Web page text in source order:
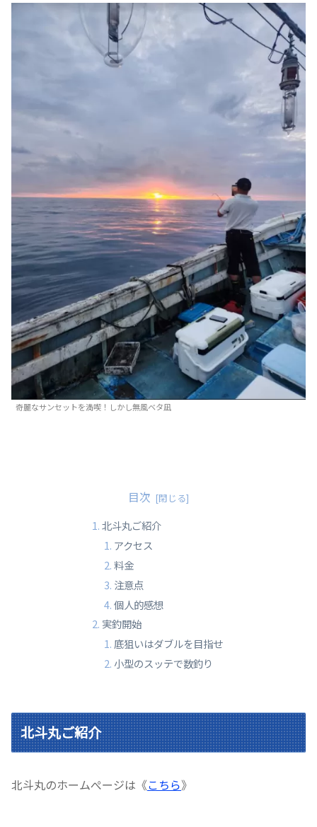
奇麗なサンセットを満喫！しかし無風ベタ凪
目次
北斗丸ご紹介
アクセス
料金
注意点
個人的感想
実釣開始
底狙いはダブルを目指せ
小型のスッテで数釣り
北斗丸ご紹介
北斗丸のホームぺージは《こちら》